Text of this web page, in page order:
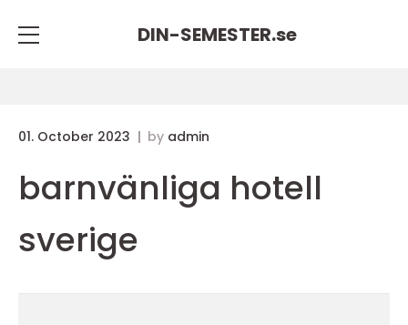
DIN-SEMESTER.se
01. October 2023 by admin
barnvänliga hotell
sverige